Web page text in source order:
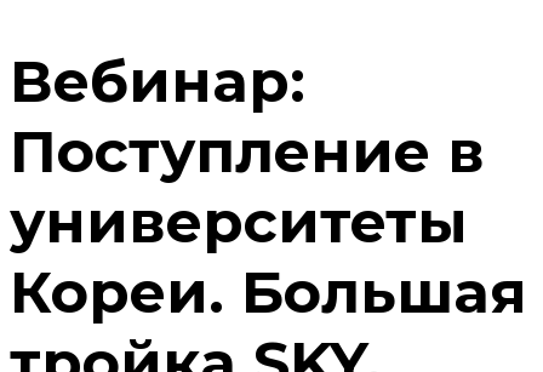
Вебинар:
Поступление в
университеты
Кореи. Большая